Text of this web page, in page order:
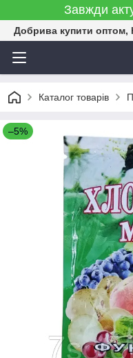
Завжди
Добрива купити оптом,
Каталог товарів
–5%